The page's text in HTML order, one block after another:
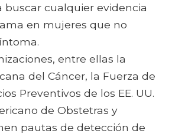
buscar cualquier evidencia
en mujeres que no
entre ellas la
del Cáncer, la Fuerza de
Preventivos de los EE. UU.
de Obstetras y
pautas de detección de